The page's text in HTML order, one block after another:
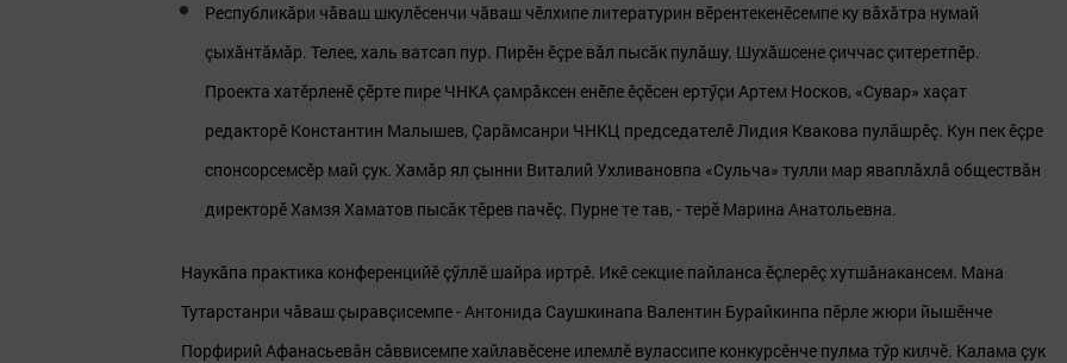
Республикăри чăваш шкулӗсенчи чăваш чӗлхипе литературин вӗрентекенӗсемпе ку вăхăтра нумай
çыхăнтăмăр. Телее, халь ватсап пур. Пирӗн ӗçре вăл пысăк пулăшу. Шухăшсене çиччас çитеретпӗр.
Проекта хатӗрленӗ çӗрте пире ЧНКА çамрăксен енӗпе ӗçӗсен ертӳçи Артем Носков, «Сувар» хаçат
редакторӗ Константин Малышев, Çарăмсанри ЧНКЦ председателӗ Лидия Квакова пулăшрӗç. Кун пек ӗçре
спонсорсемсӗр май çук. Хамăр ял çынни Виталий Ухливановпа «Сульча» тулли мар яваплăхлă обществăн
директорӗ Хамзя Хаматов пысăк тӗрев пачӗç. Пурне те тав, - терӗ Марина Анатольевна.
Наукăпа практика конференцийӗ çӳллӗ шайра иртрӗ. Икӗ секцие пайланса ӗçлерӗç хутшăнакансем. Мана
Тутарстанри чăваш çыравçисемпе - Антонида Саушкинапа Валентин Бурайкинпа пӗрле жюри йышӗнче
Порфирий Афанасьевăн сăввисемпе хайлавӗсене илемлӗ вулассипе конкурсӗнче пулма тӳр килчӗ. Калама çук